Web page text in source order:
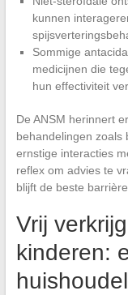
kunnen
Sommige
medicijnen die
hun effectiviteit
De ANSM herinnert
behandelingen zoals
ernstige interacties
reflex om advies te
blijft de beste
Vrij
kinderen: